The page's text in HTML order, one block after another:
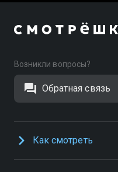
Возникли вопросы?
Обратная связь
Как смотреть